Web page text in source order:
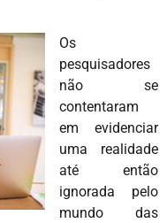
Os
pesquisadores
não se
contentaram
em evidenciar
uma realidade
até então
ignorada pelo
mundo das